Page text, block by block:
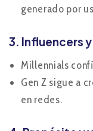
generado por
3. Influencers
Millennials
Gen Z sigue a
en redes.